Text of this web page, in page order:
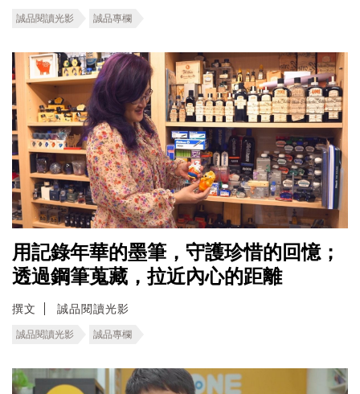
誠品閱讀光影 誠品專欄
用記錄年華的墨筆，守護珍惜的回憶；
透過鋼筆蒐藏，拉近內心的距離
撰文 誠品閱讀光影
誠品閱讀光影 誠品專欄